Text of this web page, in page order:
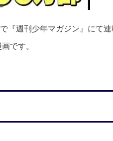
『週刊少年マガジン』にて
です。